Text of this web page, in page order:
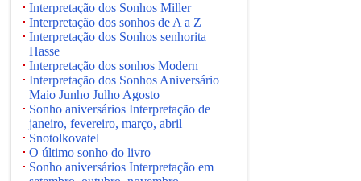
Interpretação dos Sonhos Miller
Interpretação dos sonhos de A a Z
Interpretação dos Sonhos senhorita
Hasse
Interpretação dos sonhos Modern
Interpretação dos Sonhos Aniversário
Maio Junho Julho Agosto
Sonho aniversários Interpretação de
janeiro, fevereiro, março, abril
Snotolkovatel
O último sonho do livro
Sonho aniversários Interpretação em